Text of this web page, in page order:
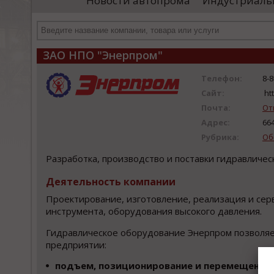
иностранными удостоверяющими центрами.
ЗАО НПО "Энерпром"
Телефон:
8-
Сайт:
Почта:
Адрес:
Рубрика:
Разработка, производство и поставки
Деятельность компании
Проектирование, изготовление, реализация и
инструмента, оборудования высокого давления.
Гидравлическое оборудование Энерпром
предприятии:
подъем, позиционирование и перемещение